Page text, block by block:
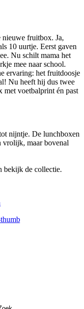
nieuwe fruitbox. Ja,
10 uurtje. Eerst gaven
Nu schilt mama het
mee naar school.
ervaring: het fruitdoosje
Nu heeft hij dus twee
met voetbalprint én past
nijntje. De lunchboxen
vrolijk, maar bovenal
bekijk de collectie.